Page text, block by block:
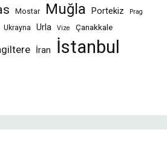
Mostar Muğla Portekiz Prag
Ukrayna Urla Vize Çanakkale
İran İstanbul